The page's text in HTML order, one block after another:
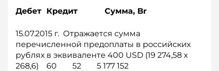
Дебет Кредит Сумма, Br
15.07.2015 г. Отражается сумма
перечисленной предоплаты в российских
рублях в эквиваленте 400 USD (19 274,58 х
268,6) 60 52 5 177 152